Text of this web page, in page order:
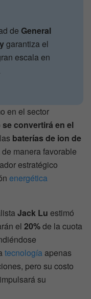
deGeneral
garantiza el
escala en
en el sector
convertirá en el
baterías de ion de
manera favorable
estratégico
energética
Jack Lu estimó
el 20%de la cuota
tecnología apenas
pero su costo
su